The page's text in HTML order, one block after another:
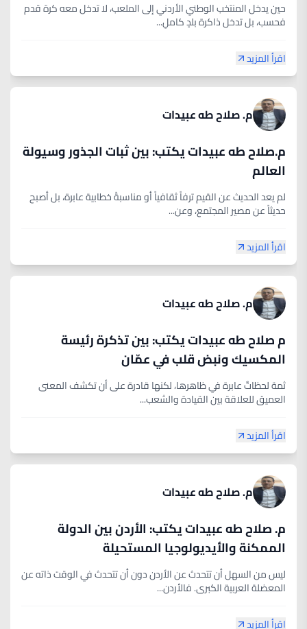
حين يدخل المنتخب الوطني الأردني إلى الملعب، لا تدخل معه كرة قدم
فحسب، بل تدخل ذاكرة بلدٍ كاملٍ...
اقرأ المزيد
م. صلاح طه عبيدات
م.صلاح طه عبيدات يكتب: بين ثبات الجذور وسيولة
العالم
لم يعد الحديث عن القيم ترفاً ثقافياً أو مناسبةً خطابية عابرة، بل أصبح
حديثاً عن مصير المجتمع، وعن...
اقرأ المزيد
م. صلاح طه عبيدات
م صلاح طه عبيدات يكتب: بين تذكرة رئيسة
المكسيك ونبض قلب في عمّان
ثمة لحظاتٌ عابرة في ظاهرها، لكنها قادرة على أن تكشف المعنى
العميق للعلاقة بين القيادة والشعب...
اقرأ المزيد
م. صلاح طه عبيدات
م. صلاح طه عبيدات يكتب: الأردن بين الدولة
الممكنة والأيديولوجيا المستحيلة
ليس من السهل أن تتحدث عن الأردن دون أن تتحدث في الوقت ذاته عن
المعضلة العربية الكبرى. فالأردن...
اقرأ المزيد